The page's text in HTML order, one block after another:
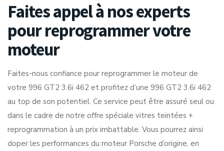
Faites appel à nos experts
pour reprogrammer votre
moteur
Faites-nous confiance pour reprogrammer le moteur de
votre 996 GT2 3.6i 462 et profitez d’une 996 GT2 3.6i 462
au top de son potentiel. Ce service peut être assuré seul ou
dans le cadre de notre offre spéciale vitres teintées +
reprogrammation à un prix imbattable. Vous pourrez ainsi
doper les performances du moteur Porsche d’origine, en